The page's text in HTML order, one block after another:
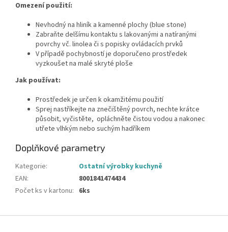
Omezení použití:
Nevhodný na hliník a kamenné plochy (blue stone)
Zabraňte delšímu kontaktu s lakovanými a natíranými
povrchy vč. linolea či s popisky ovládacích prvků
V případě pochybností je doporučeno prostředek
vyzkoušet na malé skryté ploše
Jak používat:
Prostředek je určen k okamžitému použití
Sprej nastříkejte na znečištěný povrch, nechte krátce
působit, vyčistěte, opláchněte čistou vodou a nakonec
utřete vlhkým nebo suchým hadříkem
Doplňkové parametry
Kategorie:
Ostatní výrobky kuchyně
EAN:
8001841474434
Počet ks v kartonu: 6ks